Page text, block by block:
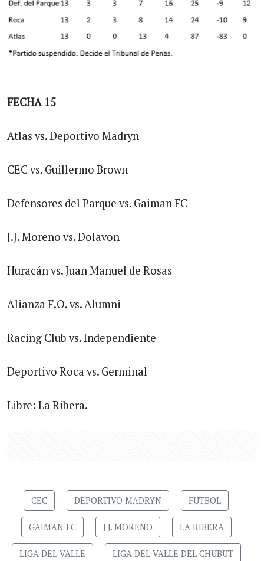
FECHA 15
Atlas vs. Deportivo Madryn
CEC vs. Guillermo Brown
Defensores del Parque vs. Gaiman FC
J.J. Moreno vs. Dolavon
Huracán vs. Juan Manuel de Rosas
Alianza F.O. vs. Alumni
Racing Club vs. Independiente
Deportivo Roca vs. Germinal
Libre: La Ribera.
CEC DEPORTIVO MADRYN FUTBOL
GAIMAN FC J.J. MORENO LA RIBERA
LIGA DEL VALLE LIGA DEL VALLE DEL CHUBUT